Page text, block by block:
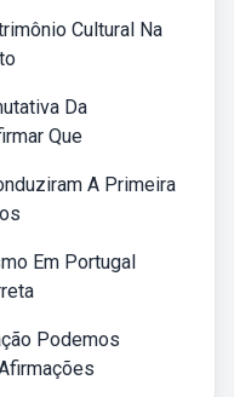
Cultural Na
Da
Que
A Primeira
Em Portugal
Podemos